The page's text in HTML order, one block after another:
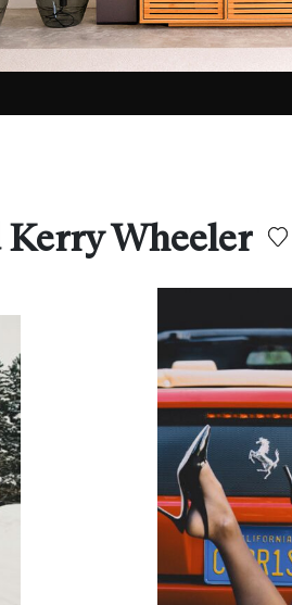
Wheeler